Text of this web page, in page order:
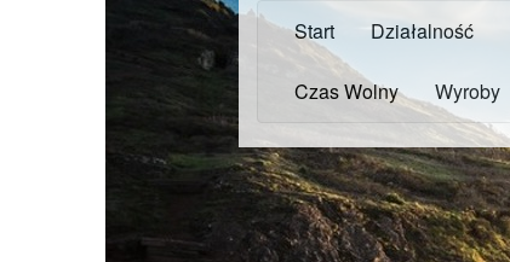
Start Działalność
Czas Wolny Wyroby